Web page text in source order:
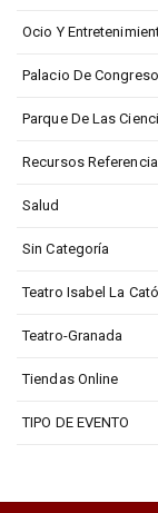
Ocio Y
Palacio De
Parque De Las
Recursos
Salud
Sin Categoría
Teatro Isabel La
Teatro-Granada
Tiendas Online
TIPO DE EVENTO